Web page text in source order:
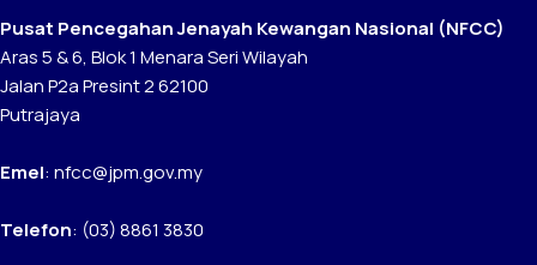
Pusat Pencegahan Jenayah Kewangan Nasional (NFCC)
Aras 5 & 6, Blok 1 Menara Seri Wilayah
Jalan P2a Presint 2 62100
Putrajaya
Emel: nfcc@jpm.gov.my
Telefon: (03) 8861 3830